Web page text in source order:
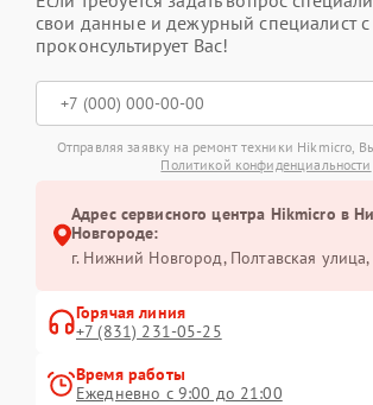
свои данные и дежурный специалист с
проконсультирует Вас!
Отправляя заявку на ремонт техники Hikmicro,
Политикой конфиденциальности
Адрес сервисного центра Hikmicro в
Новгороде:
г. Нижний Новгород, Полтавская
Горячая линия
+7 (831) 231-05-25
Время работы
Ежедневно с 9:00 до 21:00